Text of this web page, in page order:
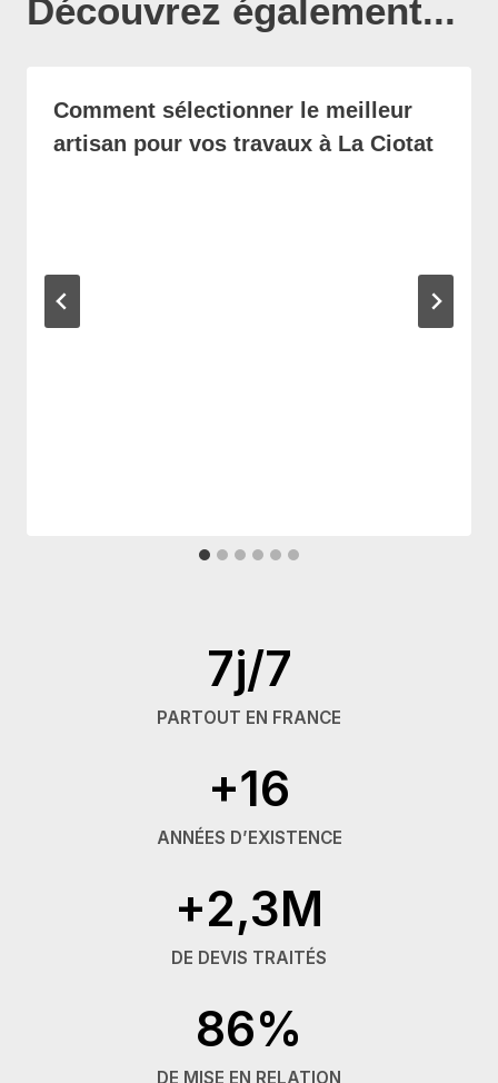
Découvrez également...
Comment sélectionner le meilleur
artisan pour vos travaux à La Ciotat
7j/7
PARTOUT EN FRANCE
+16
ANNÉES D’EXISTENCE
+2,3M
DE DEVIS TRAITÉS
86%
DE MISE EN RELATION